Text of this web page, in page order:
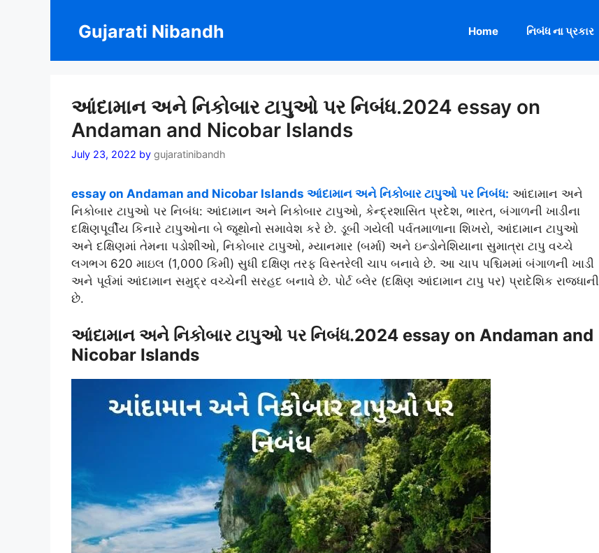
Gujarati Nibandh Home નિબંધ ના પ્રકાર
આંદામાન અને નિકોબાર ટાપુઓ પર નિબંધ.2024 essay on
Andaman and Nicobar Islands
July 23, 2022 by gujaratinibandh
essay on Andaman and Nicobar Islands આંદામાન અને નિકોબાર ટાપુઓ પર નિબંધ: આંદામાન અને
નિકોબાર ટાપુઓ પર નિબંધ: આંદામાન અને નિકોબાર ટાપુઓ, કેન્દ્રશાસિત પ્રદેશ, ભારત, બંગાળની ખાડીના
દક્ષિણપૂર્વીય કિનારે ટાપુઓના બે જૂથોનો સમાવેશ કરે છે. ડૂબી ગયેલી પર્વતમાળાના શિખરો, આંદામાન ટાપુઓ
અને દક્ષિણમાં તેમના પડોશીઓ, નિકોબાર ટાપુઓ, મ્યાનમાર (બર્મા) અને ઇન્ડોનેશિયાના સુમાત્રા ટાપુ વચ્ચે
લગભગ 620 માઇલ (1,000 કિમી) સુધી દક્ષિણ તરફ વિસ્તરેલી ચાપ બનાવે છે. આ ચાપ પશ્ચિમમાં બંગાળની ખાડી
અને પૂર્વમાં આંદામાન સમુદ્ર વચ્ચેની સરહદ બનાવે છે. પોર્ટ બ્લેર (દક્ષિણ આંદામાન ટાપુ પર) પ્રાદેશિક રાજધાની
છે.
આંદામાન અને નિકોબાર ટાપુઓ પર નિબંધ.2024 essay on Andaman and
Nicobar Islands